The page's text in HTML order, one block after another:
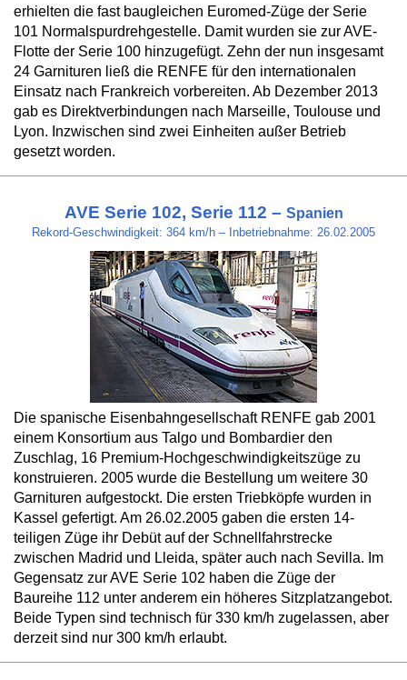
erhielten die fast baugleichen Euromed-Züge der Serie
101 Normalspurdrehgestelle. Damit wurden sie zur AVE-
Flotte der Serie 100 hinzugefügt. Zehn der nun insgesamt
24 Garnituren ließ die RENFE für den internationalen
Einsatz nach Frankreich vorbereiten. Ab Dezember 2013
gab es Direktverbindungen nach Marseille, Toulouse und
Lyon. Inzwischen sind zwei Einheiten außer Betrieb
gesetzt worden.
AVE Serie 102, Serie 112 – Spanien
Rekord-Geschwindigkeit: 364 km/h – Inbetriebnahme: 26.02.2005
Die spanische Eisenbahngesellschaft RENFE gab 2001
einem Konsortium aus Talgo und Bombardier den
Zuschlag, 16 Premium-Hochgeschwindigkeitszüge zu
konstruieren. 2005 wurde die Bestellung um weitere 30
Garnituren aufgestockt. Die ersten Triebköpfe wurden in
Kassel gefertigt. Am 26.02.2005 gaben die ersten 14-
teiligen Züge ihr Debüt auf der Schnellfahrstrecke
zwischen Madrid und Lleida, später auch nach Sevilla. Im
Gegensatz zur AVE Serie 102 haben die Züge der
Baureihe 112 unter anderem ein höheres Sitzplatzangebot.
Beide Typen sind technisch für 330 km/h zugelassen, aber
derzeit sind nur 300 km/h erlaubt.